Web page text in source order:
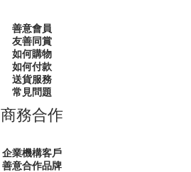
善意會員
友善同賞
如何購物
如何付款
送貨服務
常見問題
商務合作
企業機構客戶
善意合作品牌